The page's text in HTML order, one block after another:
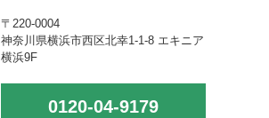
〒220-0004
神奈川県横浜市西区北幸1-1-8 エキニア
横浜9F
0120-04-9179